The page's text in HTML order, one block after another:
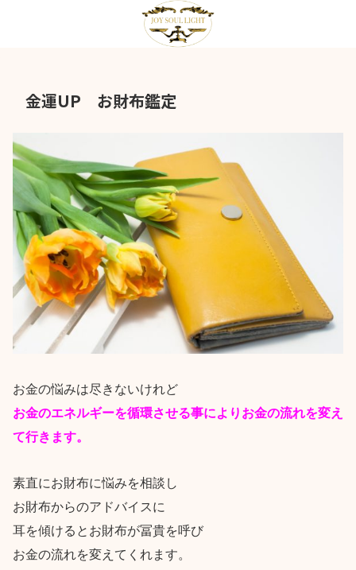
金運UP お財布鑑定
お金の悩みは尽きないけれど
お金のエネルギーを循環させる事によりお金の流れを変え
て行きます。
素直にお財布に悩みを相談し
お財布からのアドバイスに
耳を傾けるとお財布が冨貴を呼び
お金の流れを変えてくれます。